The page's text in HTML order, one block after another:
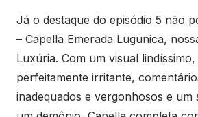
Já o destaque do episódio 5 não
– Capella Emerada Lugunica,
Luxúria. Com um visual
perfeitamente irritante,
inadequados e vergonhosos e um